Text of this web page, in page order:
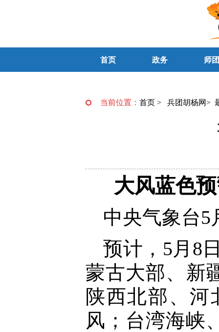
首页 政务 师
当前位置： 首页 > 兵团胡杨网>
大风蓝色
中央气象台5
预计，5月8
蒙古大部、新
陕西北部、河
风；台湾海峡